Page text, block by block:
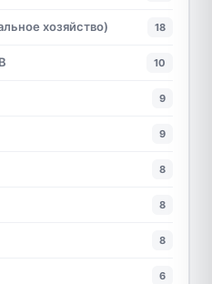
хозяйство) 18
10
9
9
8
8
8
6